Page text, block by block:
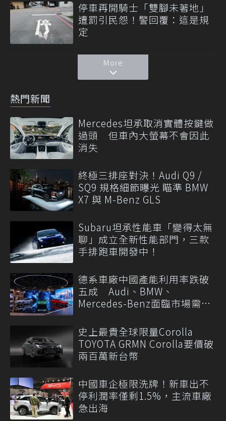
停車再開騎士「雙腳未著地」
遭罰引民怨！警回覆：這是規
定
More
熱門新聞
Mercedes坦承取消實體按鍵做
過頭 但車內大螢幕不會因此
消失
終極三排座對決！Audi Q9 /
SQ9 規格細節曝光 瞄準 BMW
X7 與 M-Benz GLS
Subaru坦承性能車「變得太無
聊」成立全新性能部門，三款
手排跑車開發中！
德系車廠中國產能利用率跌破
五成 Audi、BMW、
Mercedes-Benz面臨市場需求
史上最貴全球限量Corolla
TOYOTA GRMN Corolla要價破
兩百萬新台幣
中國車企極限洗牌！新車出不
停利潤率僅剩1.5%，主流車廠
急出海